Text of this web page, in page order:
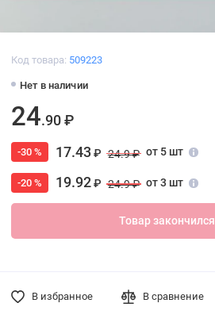
Код товара: 509223
Нет в наличии
24.90 ₽
-30 % 17.43₽ 24.9 ₽ от 5 шт
-20 % 19.92₽ 24.9 ₽ от 3 шт
Товар закончился
В избранное В сравнение